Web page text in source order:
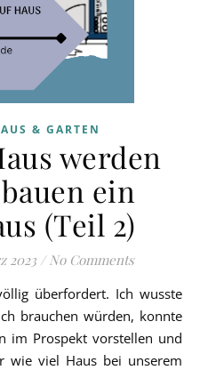
& GARTEN
werden
ein
(Teil 2)
2023 / No Comments
brauchen würden, konnte
im Prospekt vorstellen und
wie viel Haus bei unserem